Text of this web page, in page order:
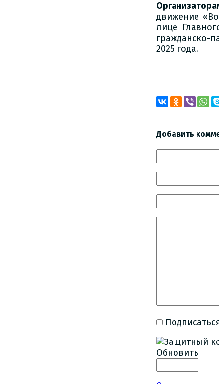
движение
лице
гражданско-
2025 года.
Добавить
Обновить